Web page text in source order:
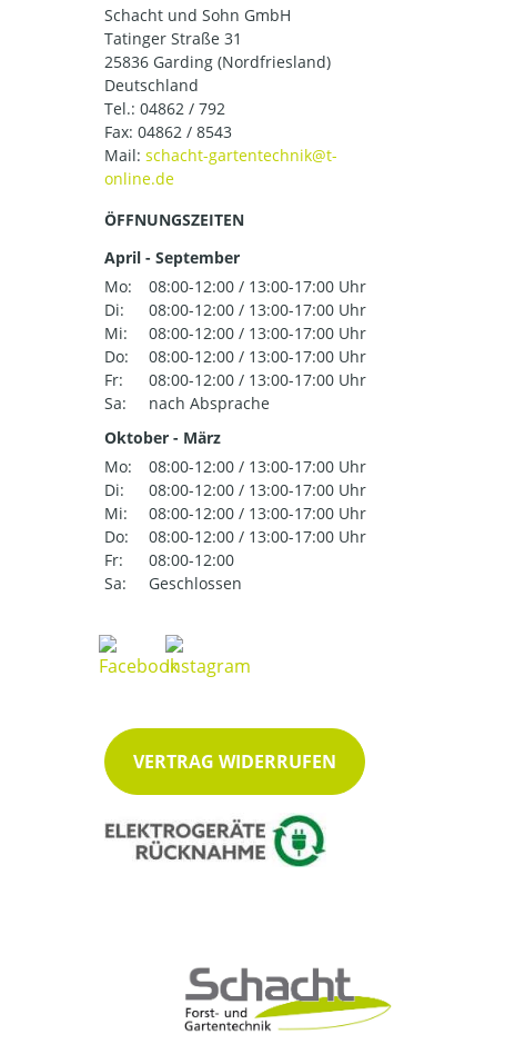
Schacht und Sohn GmbH
Tatinger Straße 31
25836 Garding (Nordfriesland)
Deutschland
Tel.: 04862 / 792
Fax: 04862 / 8543
Mail:
ÖFFNUNGSZEITEN
April - September
Mo:
08:00-12:00 / 13:00-17:00 Uhr
Di:
08:00-12:00 / 13:00-17:00 Uhr
Mi:
08:00-12:00 / 13:00-17:00 Uhr
Do:
08:00-12:00 / 13:00-17:00 Uhr
Fr:
08:00-12:00 / 13:00-17:00 Uhr
Sa:
nach Absprache
Oktober - März
Mo:
08:00-12:00 / 13:00-17:00 Uhr
Di:
08:00-12:00 / 13:00-17:00 Uhr
Mi:
08:00-12:00 / 13:00-17:00 Uhr
Do:
08:00-12:00 / 13:00-17:00 Uhr
Fr:
08:00-12:00
Sa:
Geschlossen
VERTRAG WIDERRUFEN